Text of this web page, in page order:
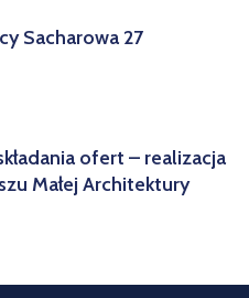
Sacharowa 27
ofert – realizacja
Małej Architektury